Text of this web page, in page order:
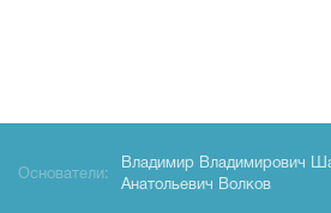
Основатели:
Владимир Владимирович
Анатольевич Волков